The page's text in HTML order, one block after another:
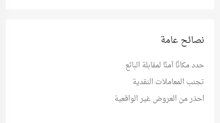
نصائح عامة
حدد مكانًا آمنًا لمقابلة البائع
تجنب المعاملات النقدية
احذر من العروض غير الواقعية